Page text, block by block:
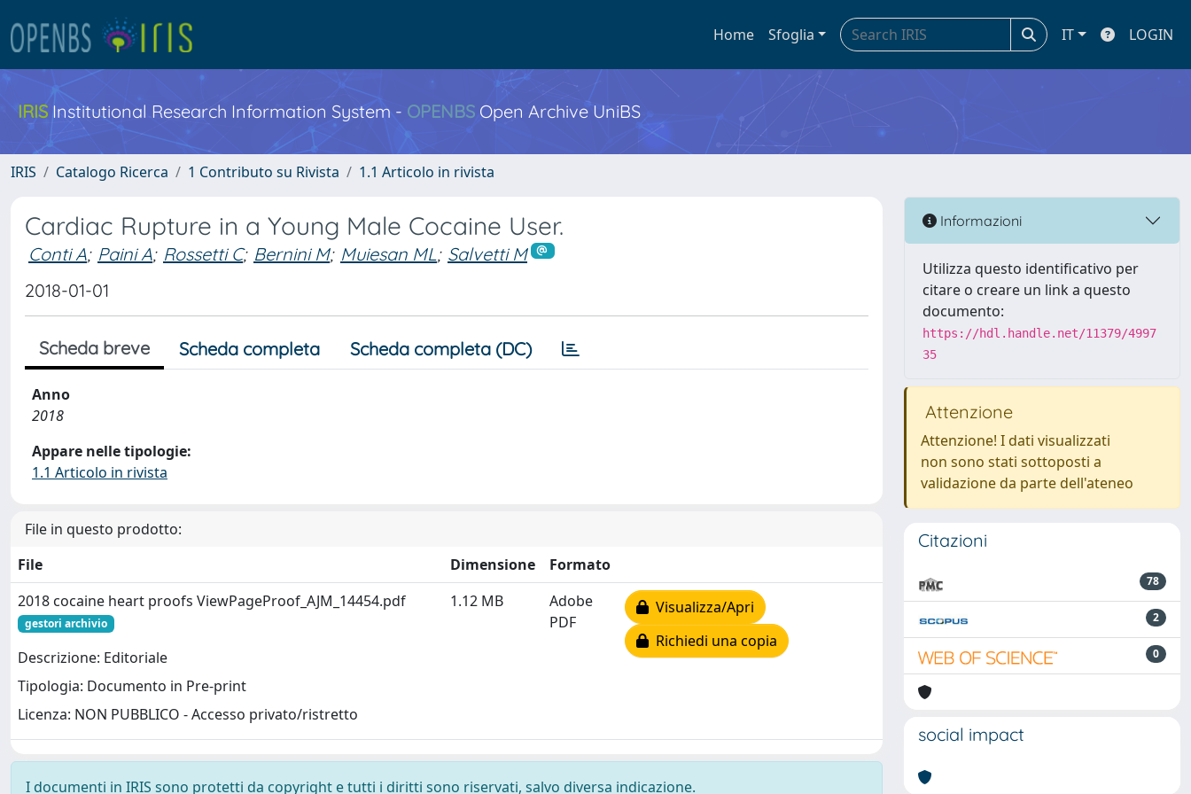
Home Sfoglia IT LOGIN
IRIS Institutional Research Information System - OPENBS Open Archive UniBS
IRIS Catalogo Ricerca 1 Contributo su Rivista 1.1 Articolo in rivista
Cardiac Rupture in a Young Male Cocaine User.
Conti A; Paini A; Rossetti C; Bernini M; Muiesan ML; Salvetti M
2018-01-01
Scheda breve Scheda completa Scheda completa (DC)
Anno
2018
Appare nelle tipologie:
1.1 Articolo in rivista
File in questo prodotto:
File
Dimensione
Formato
2018 cocaine heart proofs ViewPageProof_AJM_14454.pdf
gestori archivio
Descrizione: Editoriale
Tipologia: Documento in Pre-print
Licenza: NON PUBBLICO - Accesso privato/ristretto
1.12 MB
Adobe
PDF
Visualizza/Apri
Richiedi una copia
I documenti in IRIS sono protetti da copyright e tutti i diritti sono riservati, salvo diversa indicazione.
Informazioni
Utilizza questo identificativo per
citare o creare un link a questo
documento:
https://hdl.handle.net/11379/4997
35
Attenzione
Attenzione! I dati visualizzati
non sono stati sottoposti a
validazione da parte dell'ateneo
Citazioni
78
2
0
social impact